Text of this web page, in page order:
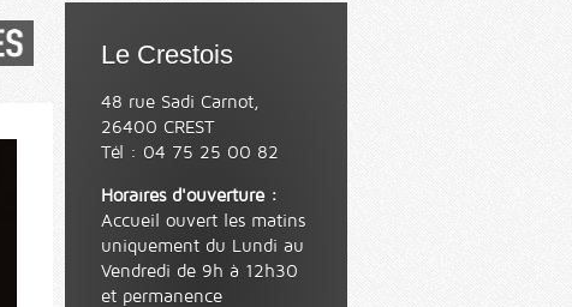
Le Crestois
48 rue Sadi Carnot,
26400 CREST
Tél : 04 75 25 00 82
Horaires d'ouverture :
Accueil ouvert les matins
uniquement du Lundi au
Vendredi de 9h à 12h30
et permanence